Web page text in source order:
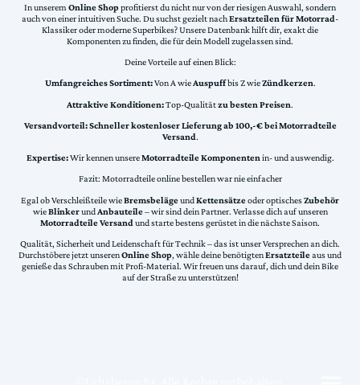
In unserem Online Shopprofitierst du nicht nur von der riesigen Auswahl, sondern
auch von einer intuitiven Suche. Du suchst gezielt nachErsatzteilen für Motorrad-
Klassiker oder moderne Superbikes? Unsere Datenbank hilft dir, exakt die
Komponenten zu finden, die für dein Modell zugelassen sind.
Deine Vorteile auf einen Blick:
Umfangreiches Sortiment:Von A wieAuspuffbis Z wieZündkerzen.
Attraktive Konditionen:Top-Qualitätzu besten Preisen.
Versandvorteil:Schneller kostenloser Lieferung ab 100,-€ bei Motorradteile
Versand.
Expertise:Wir kennen unsereMotorradteile Komponentenin- und auswendig.
Fazit: Motorradteile online bestellen war nie einfacher
Egal ob Verschleißteile wieBremsbelägeundKettensätzeoder optischesZubehör
wieBlinkerundAnbauteile– wir sind dein Partner. Verlasse dich auf unseren
Motorradteile Versand und starte bestens gerüstet in die nächste Saison.
Qualität, Sicherheit und Leidenschaft für Technik – das ist unser Versprechen an dich.
Durchstöbere jetzt unserenOnline Shop, wähle deine benötigtenErsatzteileaus und
genieße das Schrauben mit Profi-Material. Wir freuen uns darauf, dich und dein Bike
auf der Straße zu unterstützen!